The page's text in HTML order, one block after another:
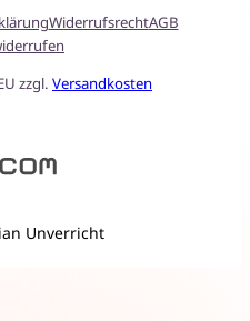
WiderrufsrechtAGB
zzgl. Versandkosten
Unverricht